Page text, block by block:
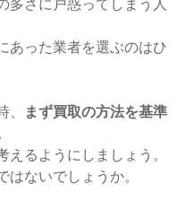
あった業者を選ぶのはひ
まず買取の方法を基準
るようにしましょう。
ないでしょうか。